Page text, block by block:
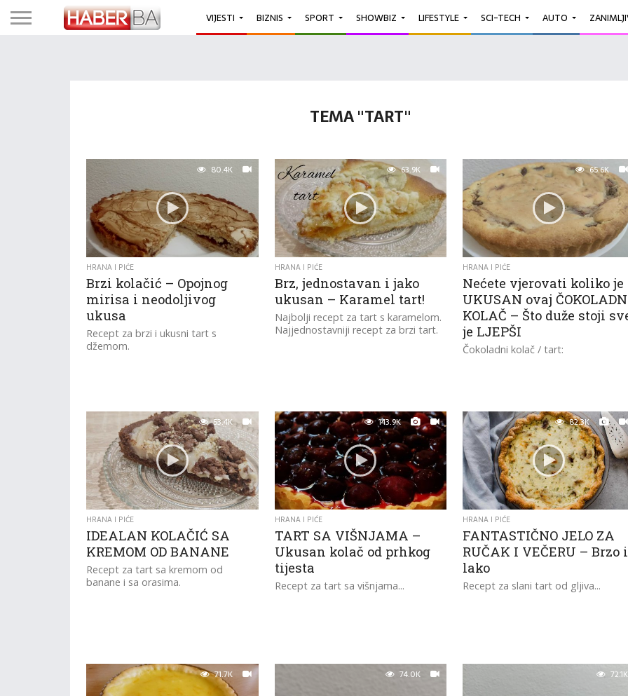
VIJESTI BIZNIS SPORT SHOWBIZ LIFESTYLE SCI-TECH AUTO
TEMA "TART"
80.4K
HRANA I PIĆE
Brzi kolačić – Opojnog
mirisa i neodoljivog
ukusa
Recept za brzi i ukusni tart s
džemom.
63.9K
HRANA I PIĆE
Brz, jednostavan i jako
ukusan – Karamel tart!
Najbolji recept za tart s karamelom.
Najjednostavniji recept za brzi tart.
65.6K
HRANA I PIĆE
Nećete vjerovati koliko je
UKUSAN ovaj
KOLAČ – Što duže stoji
je LJEPŠI
Čokoladni kolač / tart:
53.4K
HRANA I PIĆE
IDEALAN KOLAČIĆ SA
KREMOM OD BANANE
Recept za tart sa kremom od
banane i sa orasima.
143.9K
HRANA I PIĆE
TART SA VIŠNJAMA –
Ukusan kolač od prhkog
tijesta
Recept za tart sa višnjama...
82.3K
HRANA I PIĆE
FANTASTIČNO JELO ZA
RUČAK I VEČERU – Brzo i
lako
Recept za slani tart od gljiva...
71.7K 74.0K 72.1K